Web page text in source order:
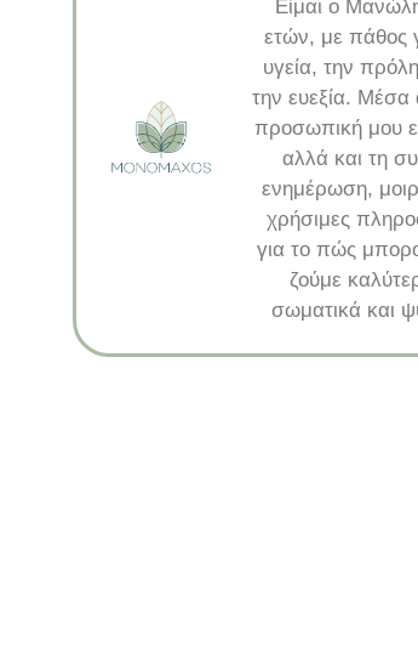
Είμαι ο
ετών, με πάθος
υγεία, την
την ευεξία. Μέσα
προσωπική μου
αλλά και τη
ενημέρωση,
χρήσιμες
για το πώς
ζούμε
σωματικά και